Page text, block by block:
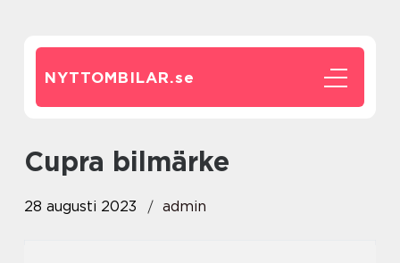
NYTTOMBILAR.se
cupra bilmärke
28 augusti 2023 admin